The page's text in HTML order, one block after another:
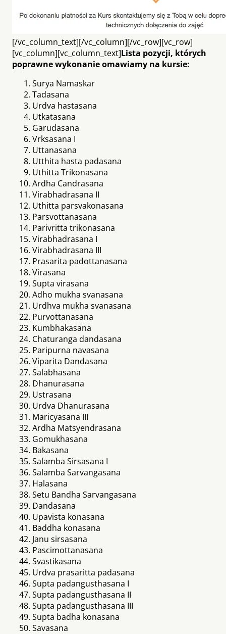
[/vc_column_text][/vc_column][/vc_row][vc_row]
[vc_column][vc_column_text]Lista pozycji, których
poprawne wykonanie omawiamy na kursie:
Surya Namaskar
Tadasana
Urdva hastasana
Utkatasana
Garudasana
Vrksasana I
Uttanasana
Utthita hasta padasana
Uthitta Trikonasana
Ardha Candrasana
Virabhadrasana II
Uthitta parsvakonasana
Parsvottanasana
Parivritta trikonasana
Virabhadrasana I
Virabhadrasana III
Prasarita padottanasana
Virasana
Supta virasana
Adho mukha svanasana
Urdhva mukha svanasana
Purvottanasana
Kumbhakasana
Chaturanga dandasana
Paripurna navasana
Viparita Dandasana
Salabhasana
Dhanurasana
Ustrasana
Urdva Dhanurasana
Maricyasana III
Ardha Matsyendrasana
Gomukhasana
Bakasana
Salamba Sirsasana I
Salamba Sarvangasana
Halasana
Setu Bandha Sarvangasana
Dandasana
Upavista konasana
Baddha konasana
Janu sirsasana
Pascimottanasana
Svastikasana
Urdva prasaritta padasana
Supta padangusthasana I
Supta padangusthasana II
Supta padangusthasana III
Supta badha konasana
Savasana